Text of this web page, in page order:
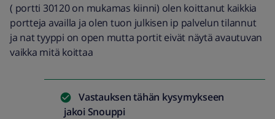
( portti 30120 on mukamas kiinni) olen koittanut kaikkia
portteja availla ja olen tuon julkisen ip palvelun tilannut
ja nat tyyppi on open mutta portit eivät näytä avautuvan
vaikka mitä koittaa
Vastauksen tähän kysymykseen
jakoi Snouppi